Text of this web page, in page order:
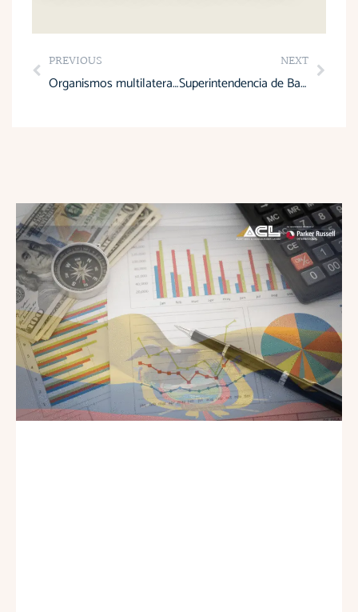
Prev
PREVIOUS
Organismos multilaterales amplían financiamiento a Ecuador al cierre de 2025
NEXT
Superintendencia de Bancos y RFD fortalecen la inclusión financiera en Ecuador